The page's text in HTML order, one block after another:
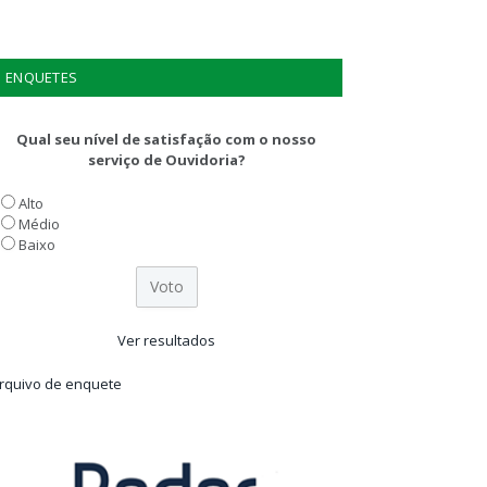
ENQUETES
Qual seu nível de satisfação com o nosso
serviço de Ouvidoria?
Alto
Médio
Baixo
Ver resultados
de enquete